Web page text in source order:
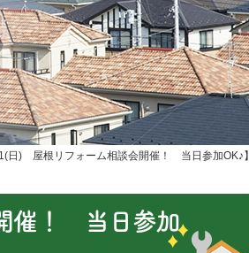
日) 屋根リフォーム相談会開催！ 当日参加OK♪】
催！ 当日参加